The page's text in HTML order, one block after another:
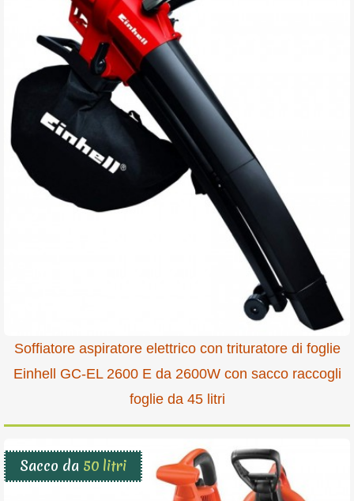
Soffiatore aspiratore elettrico con trituratore di foglie
Einhell GC-EL 2600 E da 2600W con sacco raccogli
foglie da 45 litri
Sacco da 50 litri